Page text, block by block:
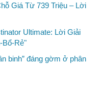
Giá Từ 739 Triệu – Lời
Ultimate: Lời Giải
Bổ-Rẻ"
binh” đáng gờm ở phân